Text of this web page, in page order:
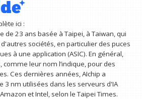
ici :
de 23 ans basée à Taipei, à Taiwan, qui
sociétés, en particulier des puces
à une application (ASIC). En général,
comme leur nom l’indique, pour des
Ces dernières années, AIchip a
3 nm utilisées dans les serveurs d'IA
et Intel, selon le Taipei Times.